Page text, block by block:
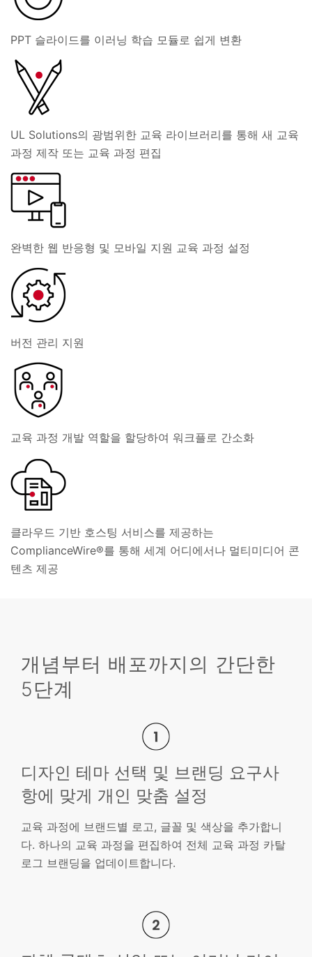
PPT 슬라이드를 이러닝 학습 모듈로 쉽게 변환
UL Solutions의 광범위한 교육 라이브러리를 통해 새 교육
과정 제작 또는 교육 과정 편집
완벽한 웹 반응형 및 모바일 지원 교육 과정 설정
버전 관리 지원
교육 과정 개발 역할을 할당하여 워크플로 간소화
클라우드 기반 호스팅 서비스를 제공하는
ComplianceWire®를 통해 세계 어디에서나 멀티미디어 콘
텐츠 제공
개념부터 배포까지의 간단한
5단계
디자인 테마 선택 및 브랜딩 요구사
항에 맞게 개인 맞춤 설정
교육 과정에 브랜드별 로고, 글꼴 및 색상을 추가합니
다. 하나의 교육 과정을 편집하여 전체 교육 과정 카탈
로그 브랜딩을 업데이트합니다.